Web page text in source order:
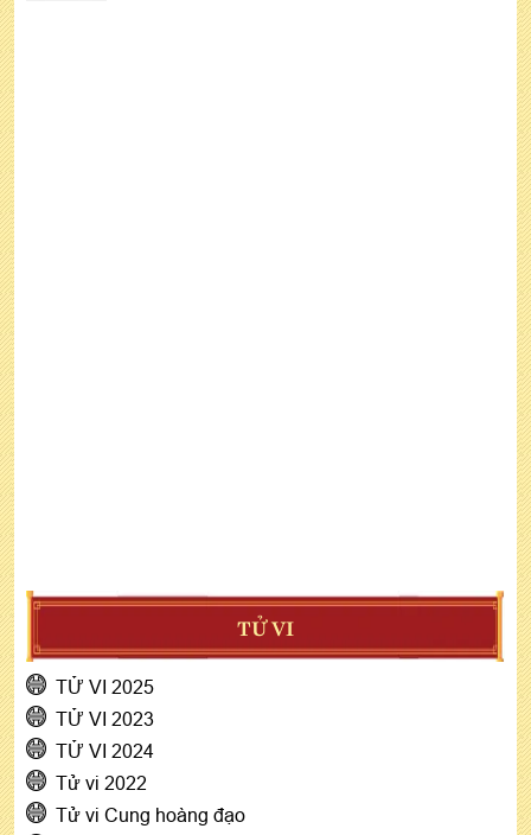
TỬ VI
TỬ VI 2025
TỬ VI 2023
TỬ VI 2024
Tử vi 2022
Tử vi Cung hoàng đạo